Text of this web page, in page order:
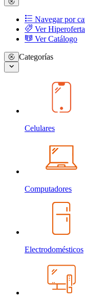
Navegar por
Ver
Ver Catálogo
Categorías
Celulares
Computadores
Electrodomésticos